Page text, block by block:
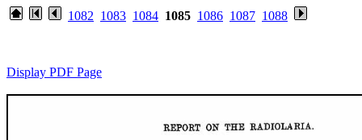
1082 1083 1084 1085 1086 1087 1088
Display PDF Page